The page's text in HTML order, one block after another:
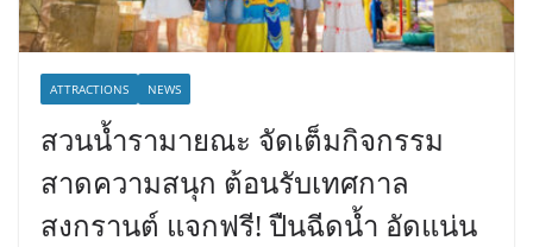
ATTRACTIONS NEWS
สวนน้ำรามายณะ จัดเต็มกิจกรรม
สาดความสนุก ต้อนรับเทศกาล
สงกรานต์ แจกฟรี! ปืนฉีดน้ำ อัดแน่น